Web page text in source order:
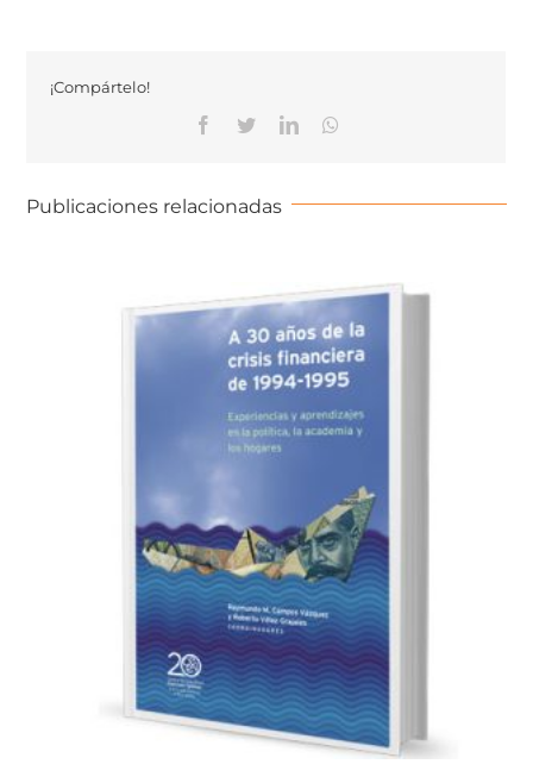
¡Compártelo!
Publicaciones relacionadas